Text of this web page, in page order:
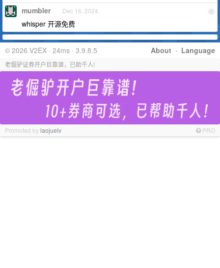
2
mumbler Dec 16, 2024
whisper 开源免费
About · Language
© 2026 V2EX · 24ms · 3.9.8.5
老倔驴证券开户巨靠谱，已助千人!
Promoted bylaojuelv PRO